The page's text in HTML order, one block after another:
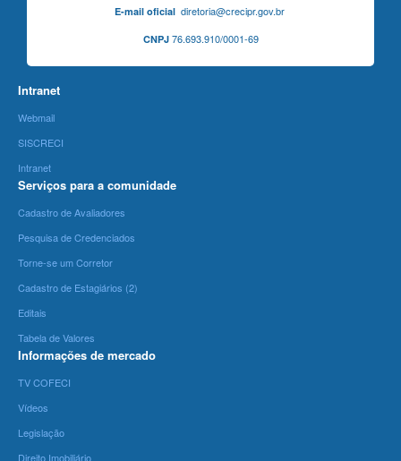
E-mail oficialdiretoria@crecipr.gov.br
CNPJ76.693.910/0001-69
Intranet
Webmail
SISCRECI
Intranet
Serviços para a comunidade
Cadastro de Avaliadores
Pesquisa de Credenciados
Torne-se um Corretor
Cadastro de Estagiários (2)
Editais
Tabela de Valores
Informações de mercado
TV COFECI
Vídeos
Legislação
Direito Imobiliário